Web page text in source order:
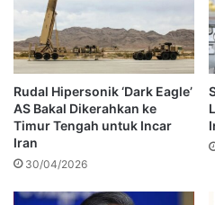
Rudal Hipersonik ‘Dark Eagle’
AS Bakal Dikerahkan ke
Timur Tengah untuk Incar
Iran
30/04/2026